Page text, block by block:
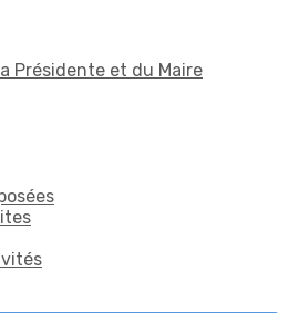
Présidente et du Maire